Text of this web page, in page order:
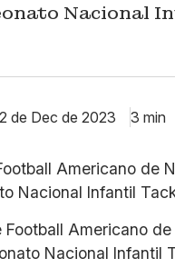
Nacional
de Dec de 2023 3 min
Americano
Nacional Infantil